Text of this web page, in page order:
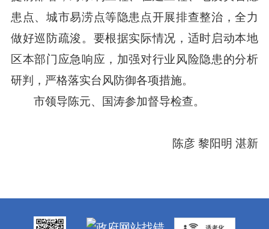
患点、城市易涝点等隐患点开展排查整治，全力
做好巡防疏浚。要根据实际情况，适时启动本地
区本部门应急响应，加强对行业风险隐患的分析
研判，严格落实台风防御各项措施。
市领导陈元、国涛参加督导检查。
陈彦 黎阳明 湛新